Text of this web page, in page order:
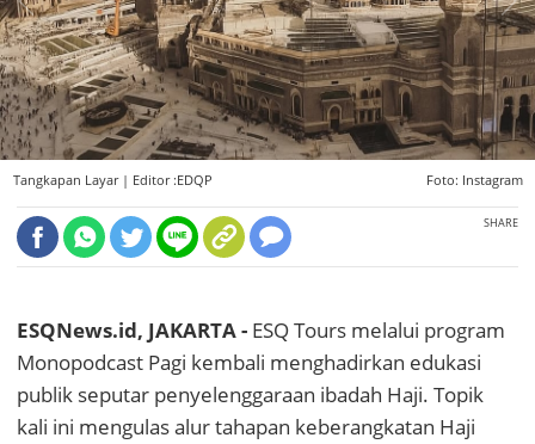
Tangkapan Layar | Editor :EDQP Foto: Instagram
SHARE
ESQNews.id, JAKARTA - ESQ Tours melalui program
Monopodcast Pagi kembali menghadirkan edukasi
publik seputar penyelenggaraan ibadah Haji. Topik
kali ini mengulas alur tahapan keberangkatan Haji